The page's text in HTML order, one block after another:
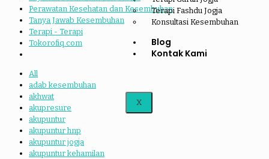
Terapi Fashdu Jogja
Konsultasi Kesembuhan
Blog
Kontak Kami
X
Perawatan Kesehatan dan Kesembuhan
Tanya Jawab Kesembuhan
Terapi - Terapi
Tokorofiq.com
All
adab kesembuhan
akhwat
akupresure
akupuntur
akupuntur hnp
akupuntur jogja
akupuntur kehamilan